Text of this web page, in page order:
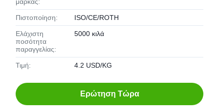
Πιστοποίηση: ISO/CE/ROTH
Ελάχιστη
ποσότητα
παραγγελίας:
5000 κιλά
Τιμή: 4.2 USD/KG
Ερώτηση Τώρα